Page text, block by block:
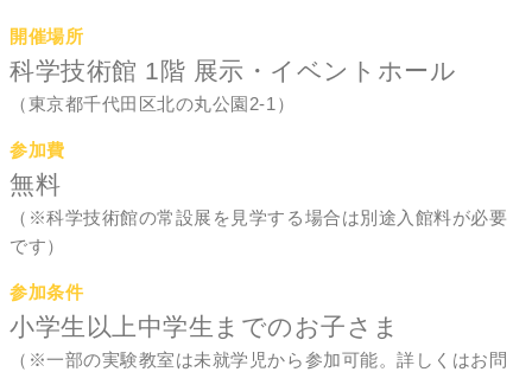
開催場所
科学技術館 1階 展示・イベントホール
（東京都千代田区北の丸公園2-1）
参加費
無料
（※科学技術館の常設展を見学する場合は別途入館料が必要
です）
参加条件
小学生以上中学生までのお子さま
（※一部の実験教室は未就学児から参加可能。詳しくはお問